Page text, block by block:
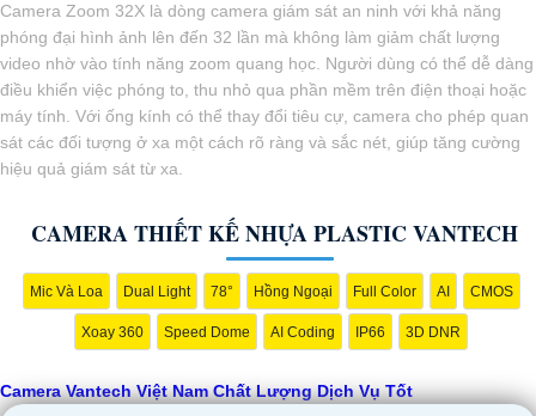
chăng.
Nếu bạn cần thêm thông tin chi tiết về sản phẩm hay muốn tư vấn,
hãy liên hệ với đại lý phân phối chính thức của Vantech để được hỗ trợ
tốt nhất.
Camera Zoom 32X là dòng camera giám sát an ninh với khả năng
phóng đại hình ảnh lên đến 32 lần mà không làm giảm chất lượng
video nhờ vào tính năng zoom quang học. Người dùng có thể dễ dàng
điều khiển việc phóng to, thu nhỏ qua phần mềm trên điện thoại hoặc
máy tính. Với ống kính có thể thay đổi tiêu cự, camera cho phép quan
sát các đối tượng ở xa một cách rõ ràng và sắc nét, giúp tăng cường
hiệu quả giám sát từ xa.
CAMERA THIẾT KẾ NHỰA PLASTIC VANTECH
Mic Và Loa Dual Light 78° Hồng Ngoại Full Color AI CMOS
Xoay 360 Speed Dome AI Coding IP66 3D DNR
Camera Vantech Việt Nam Chất Lượng Dịch Vụ Tốt